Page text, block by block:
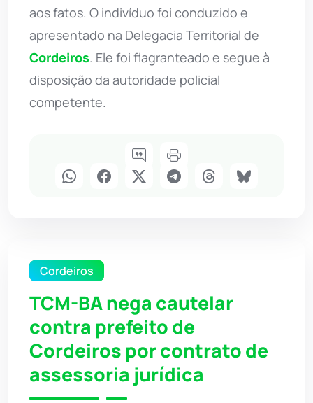
aos fatos. O indivíduo foi conduzido e
apresentado na Delegacia Territorial de
Cordeiros. Ele foi flagranteado e segue à
disposição da autoridade policial
competente.
Cordeiros
TCM-BA nega cautelar
contra prefeito de
Cordeiros por contrato de
assessoria jurídica